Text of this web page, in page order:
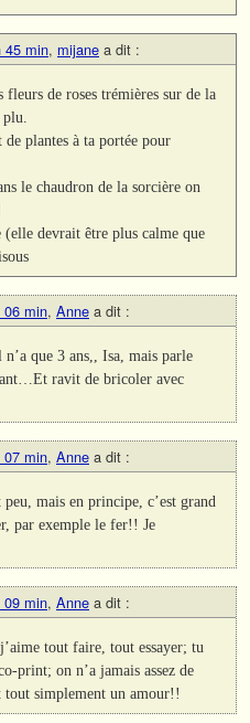
45 min, mijane a dit :
fleurs de roses trémières sur de la
de plantes à ta portée pour
le chaudron de la sorcière on
devrait être plus calme que
06 min, Anne a dit :
que 3 ans,, Isa, mais parle
ravit de bricoler avec
07 min, Anne a dit :
mais en principe, c’est grand
par exemple le fer!! Je
09 min, Anne a dit :
tout faire, tout essayer; tu
print; on n’a jamais assez de
simplement un amour!!